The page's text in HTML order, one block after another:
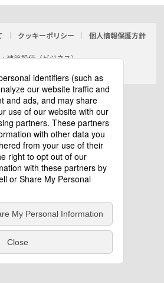
クッキーポリシー 個人情報保護方針
建築設備（ビジネス）